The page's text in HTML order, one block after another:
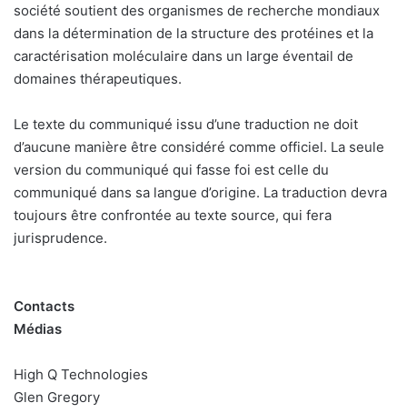
société soutient des organismes de recherche mondiaux
dans la détermination de la structure des protéines et la
caractérisation moléculaire dans un large éventail de
domaines thérapeutiques.
Le texte du communiqué issu d’une traduction ne doit
d’aucune manière être considéré comme officiel. La seule
version du communiqué qui fasse foi est celle du
communiqué dans sa langue d’origine. La traduction devra
toujours être confrontée au texte source, qui fera
jurisprudence.
Contacts
Médias
High Q Technologies
Glen Gregory